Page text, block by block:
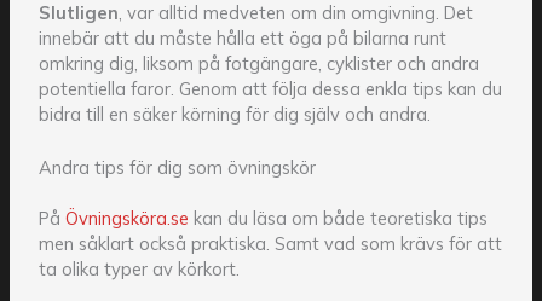
Slutligen, var alltid medveten om din omgivning. Det
innebär att du måste hålla ett öga på bilarna runt
omkring dig, liksom på fotgängare, cyklister och andra
potentiella faror. Genom att följa dessa enkla tips kan du
bidra till en säker körning för dig själv och andra.
Andra tips för dig som övningskör
På Övningsköra.se kan du läsa om både teoretiska tips
men såklart också praktiska. Samt vad som krävs för att
ta olika typer av körkort.